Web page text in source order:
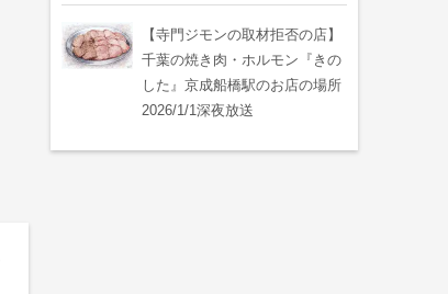
【寺門ジモンの取材拒否の店】
千葉の焼き肉・ホルモン『きの
した』京成船橋駅のお店の場所
2026/1/1深夜放送